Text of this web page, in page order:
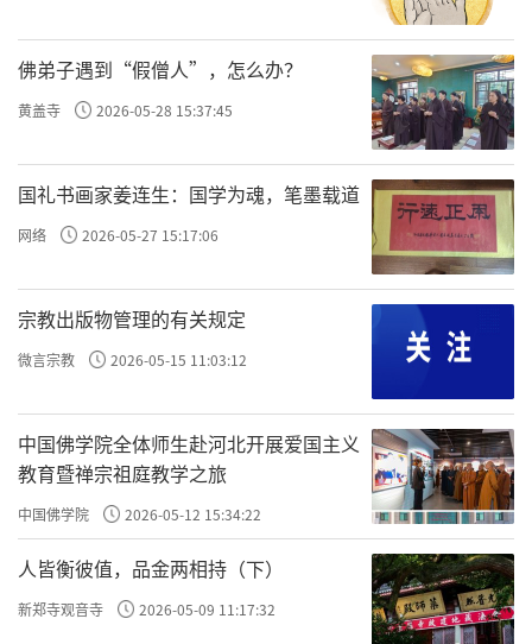
佛弟子遇到“假僧人”，怎么办？
黄盖寺 2026-05-28 15:37:45
国礼书画家姜连生：国学为魂，笔墨载道
网络 2026-05-27 15:17:06
宗教出版物管理的有关规定
微言宗教 2026-05-15 11:03:12
中国佛学院全体师生赴河北开展爱国主义
教育暨禅宗祖庭教学之旅
中国佛学院 2026-05-12 15:34:22
人皆衡彼值，品金两相持（下）
新郑寺观音寺 2026-05-09 11:17:32